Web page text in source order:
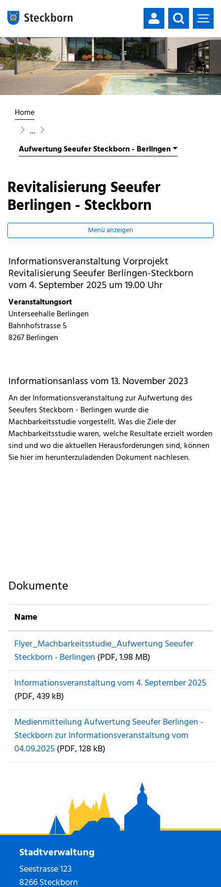
zur Startseite
Direkt zur Hauptnavigation
Direkt zum Inhalt
Direkt zur Suche
Direkt zum Stichwortverzeichnis
Mustergemeinde
Home
Aufwertung Seeufer Steckborn - Berlingen
Revitalisierung Seeufer
Berlingen - Steckborn
Menü anzeigen
Informationsveranstaltung Vorprojekt
Revitalisierung Seeufer Berlingen-Steckborn
vom 4. September 2025 um 19.00 Uhr
Veranstaltungsort
Unterseehalle Berlingen
Bahnhofstrasse 5
8267 Berlingen
Informationsanlass vom 13. November 2023
An der Informationsveranstaltung zur Aufwertung des
Seeufers Steckborn - Berlingen wurde die
Machbarkeitsstudie vorgestellt. Was die Ziele der
Machbarkeitsstudie waren, welche Resultate erzielt worden
sind und wo die aktuellen Herausforderungen sind, können
Sie hier im herunterzuladenden Dokument nachlesen.
Dokumente
Name
Flyer_Machbarkeitsstudie_Aufwertung Seeufer
Steckborn - Berlingen (PDF, 1.98 MB)
Informationsveranstaltung vom 4. September 2025
(PDF, 439 kB)
Medienmitteilung Aufwertung Seeufer Berlingen -
Steckborn zur Informationsveranstaltung vom
04.09.2025(PDF, 128 kB)
Stadtverwaltung
Seestrasse 123
8266 Steckborn